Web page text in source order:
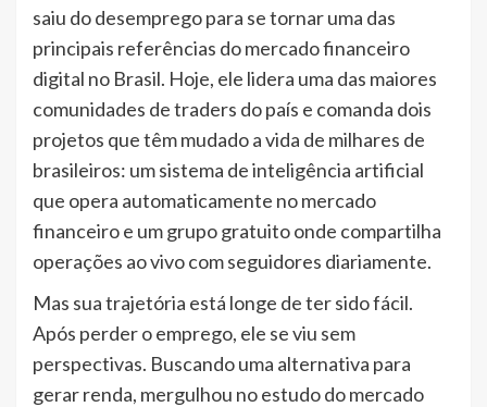
saiu do desemprego para se tornar uma das
principais referências do mercado financeiro
digital no Brasil. Hoje, ele lidera uma das maiores
comunidades de traders do país e comanda dois
projetos que têm mudado a vida de milhares de
brasileiros: um sistema de inteligência artificial
que opera automaticamente no mercado
financeiro e um grupo gratuito onde compartilha
operações ao vivo com seguidores diariamente.
Mas sua trajetória está longe de ter sido fácil.
Após perder o emprego, ele se viu sem
perspectivas. Buscando uma alternativa para
gerar renda, mergulhou no estudo do mercado